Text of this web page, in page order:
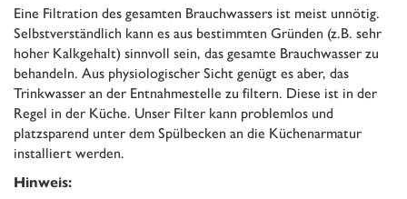
Eine Filtration des gesamten Brauchwassers ist meist unnötig.
Selbstverständlich kann es aus bestimmten Gründen (z.B. sehr
hoher Kalkgehalt) sinnvoll sein, das gesamte Brauchwasser zu
behandeln. Aus physiologischer Sicht genügt es aber, das
Trinkwasser an der Entnahmestelle zu filtern. Diese ist in der
Regel in der Küche. Unser Filter kann problemlos und
platzsparend unter dem Spülbecken an die Küchenarmatur
installiert werden.
Hinweis: